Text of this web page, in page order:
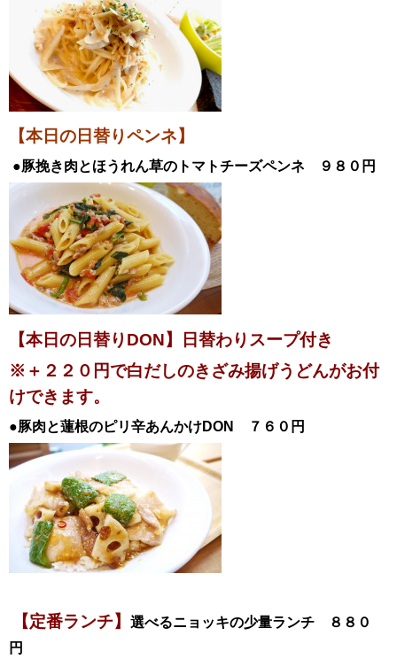
【本日の日替りペンネ】
●豚挽き肉とほうれん草のトマトチーズペンネ ９８０ 円
【本日の日替りDON】日替わりスープ付き
※＋２２０円で白だしのきざみ揚げうどんがお付
けできます。
●豚肉と蓮根のピリ辛あんかけDON ７６０円
【定番ランチ】
選べるニョッキの少量ランチ ８８０
円